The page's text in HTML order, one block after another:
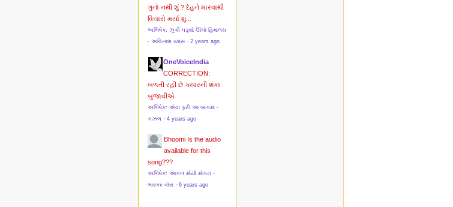
ગુનો નથી શું ? દેહને મારવાથી
વિચારો મર્યા શું...
અભિષેક: ઝૂકી પડ્યો ઊંચો હિમાલય
- અવિનાશ વ્યાસ · 2 years ago
OneVoiceIndia
CORRECTION:
બળતી રહી છે ક્યારની શંકા
બુજાવીએ
અભિષેક: એવા ફરી આ બાગમાં -
ગઝલ · 4 years ago
Bhoomi Is the audio
available for this
song???
અભિષેક: આગળ મોર્યા મોગરા -
ભાસ્કર વોરા · 6 years ago